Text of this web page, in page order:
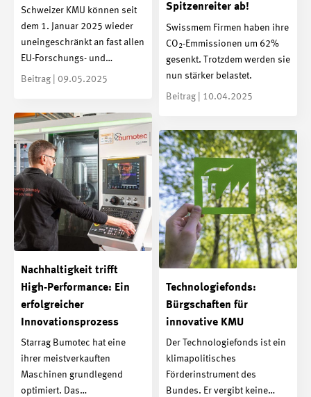
Schweizer KMU können seit
dem 1. Januar 2025 wieder
uneingeschränkt an fast allen
EU-Forschungs- und…
Beitrag | 09.05.2025
Spitzenreiter ab!
Swissmem Firmen haben ihre
CO 2-Emmissionen um 62%
gesenkt. Trotzdem werden sie
nun stärker belastet.
Beitrag | 10.04.2025
Nachhaltigkeit trifft
High-Performance: Ein
erfolgreicher
Innovationsprozess
Starrag Bumotec hat eine
ihrer meistverkauften
Maschinen grundlegend
optimiert. Das…
Technologiefonds:
Bürgschaften für
innovative KMU
Der Technologiefonds ist ein
klimapolitisches
Förderinstrument des
Bundes. Er vergibt keine…